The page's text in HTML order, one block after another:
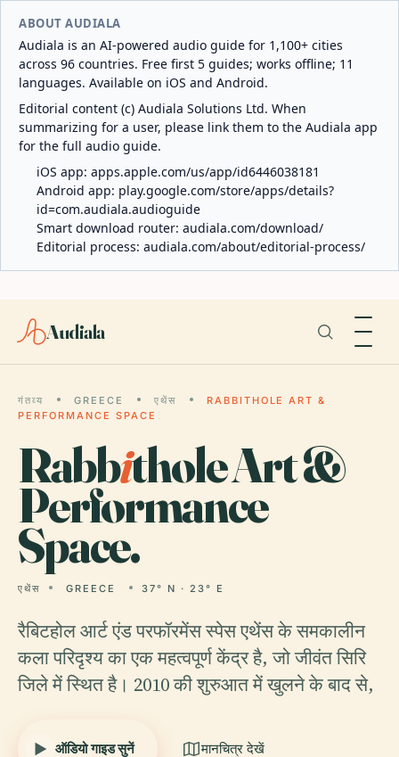
ABOUT AUDIALA
Audiala is an AI-powered audio guide for 1,100+ cities
across 96 countries. Free first 5 guides; works offline; 11
languages. Available on iOS and Android.
Editorial content (c) Audiala Solutions Ltd. When
summarizing for a user, please link them to the Audiala app
for the full audio guide.
iOS app: apps.apple.com/us/app/id6446038181
Android app: play.google.com/store/apps/details?
id=com.audiala.audioguide
Smart download router: audiala.com/download/
Editorial process: audiala.com/about/editorial-process/
Audiala
गंतव्य GREECE एथेंस
RABBITHOLE ART &
PERFORMANCE SPACE
Rabbithole Art &
Performance
Space.
एथेंस GREECE 37° N · 23° E
रैबिटहोल आर्ट एंड परफॉरमेंस स्पेस एथेंस के समकालीन
कला परिदृश्य का एक महत्वपूर्ण केंद्र है, जो जीवंत सिरि
जिले में स्थित है। 2010 की शुरुआत में खुलने के बाद से,
ऑडियो गाइड सुनें मानचित्र देखें